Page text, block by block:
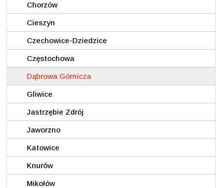
Chorzów
Cieszyn
Czechowice-Dziedzice
Częstochowa
Dąbrowa Górnicza
Gliwice
Jastrzębie Zdrój
Jaworzno
Katowice
Knurów
Mikołów